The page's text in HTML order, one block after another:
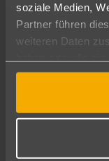
soziale Medien,
Partner führen
weiteren Daten
gesammelt haben.
Abflughafen
Reisezeitraum
09.08.26–
2 Erwachsene